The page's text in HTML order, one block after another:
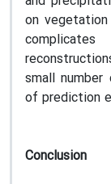
on
small
of prediction
Conclusion